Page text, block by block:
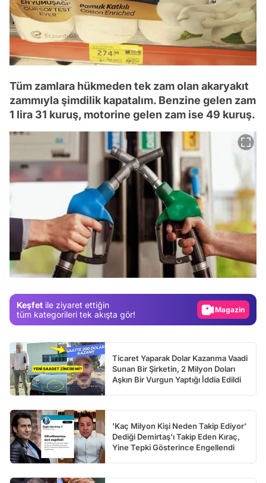
Tüm zamlara hükmeden tek zam olan akaryakıt
zammıyla şimdilik kapatalım. Benzine gelen zam
1 lira 31 kuruş, motorine gelen zam ise 49 kuruş.
Keşfet ile ziyaret ettiğin
tüm kategorileri tek akışta gör!
Video
Test
Gündem
Video
Ticaret Yaparak Dolar Kazanma Vaadi
Sunan Bir Şirketin, 2 Milyon Doları
Aşkın Bir Vurgun Yaptığı İddia Edildi
'Kaç Milyon Kişi Neden Takip Ediyor'
Dediği Demirtaş'ı Takip Eden Kıraç,
Yine Tepki Gösterince Engellendi